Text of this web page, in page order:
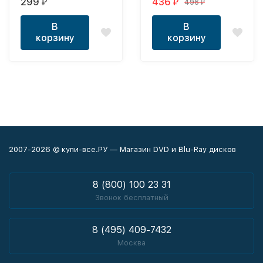
of the Atlantic 2017
₽
В
корзину
Bahamut: Virgin Soul
2017
₽ 496₽
В
корзину
2007-2026 © купи-все.РУ — Магазин DVD и Blu-Ray дисков
8 (800) 100 23 31
Звонок бесплатный
8 (495) 409-7432
Москва